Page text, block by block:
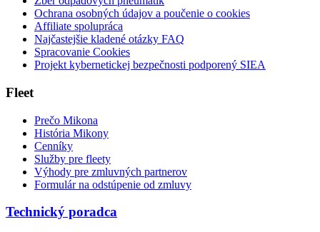
Ochrana osobných údajov a poučenie o cookies
Affiliate spolupráca
Najčastejšie kladené otázky FAQ
Spracovanie Cookies
Projekt kybernetickej bezpečnosti podporený SIEA
Fleet
Prečo Mikona
História Mikony
Cenníky
Služby pre fleety
Výhody pre zmluvných partnerov
Formulár na odstúpenie od zmluvy
Technický poradca